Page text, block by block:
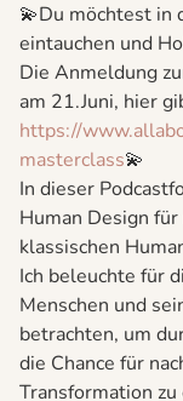
💫Du möchtest in
eintauchen und
Die Anmeldung
am 21.Juni, hier
⁠https://
masterclass⁠💫
In dieser
Human Design
klassischen
Ich beleuchte für
Menschen und
betrachten, um
die Chance für
Transformation